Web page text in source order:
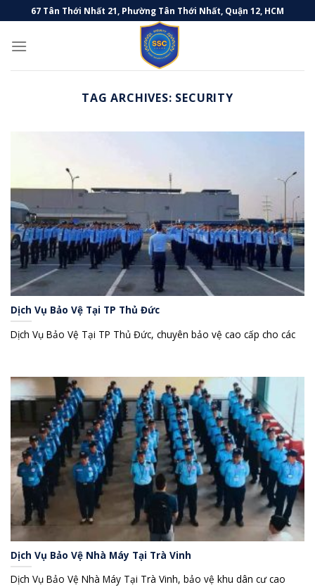
to
content
67 Tân Thới Nhất 21, Phường Tân Thới Nhất, Quận 12, HCM
TAG ARCHIVES: SECURITY
Dịch Vụ Bảo Vệ Tại TP Thủ Đức
Dịch Vụ Bảo Vệ Tại TP Thủ Đức, chuyên bảo vệ cao cấp cho các
Dịch Vụ Bảo Vệ Nhà Máy Tại Trà Vinh
Dịch Vụ Bảo Vệ Nhà Máy Tại Trà Vinh, bảo vệ khu dân cư cao